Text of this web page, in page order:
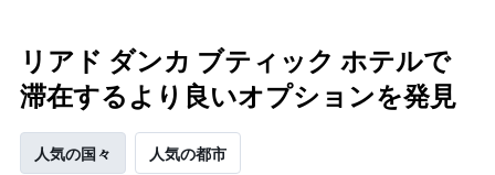
リアド ダンカ ブティック ホテルで
滞在するより良いオプションを発見
人気の国々 人気の都市